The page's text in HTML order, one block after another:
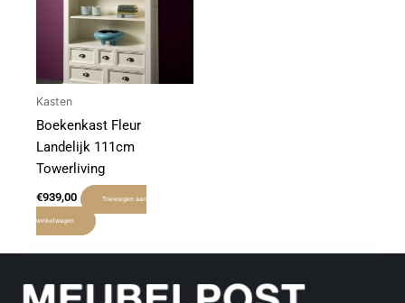
Kasten
Boekenkast Fleur
Landelijk 111cm
Towerliving
€939,00 Toevoegen aan
winkelwagen